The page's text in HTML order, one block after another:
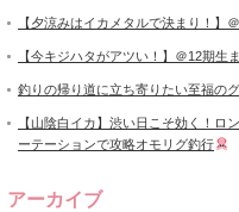
【夕涼みはイカメタルで決まり！】
【今キジハタがアツい！】＠12期生
釣りの帰り道に立ち寄りたい至福の
【山陰白イカ】渋い日こそ効く！ロ
ーテーションで攻略オモリグ釣行
アーカイブ